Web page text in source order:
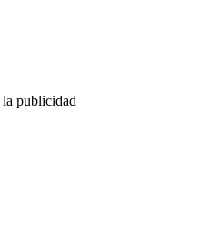
la publicidad